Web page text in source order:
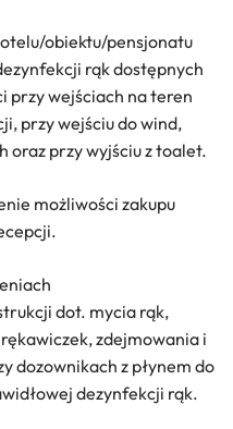
obiektu/pensjonatu
rąk dostępnych
przy wejściach na teren
przy wejściu do wind,
oraz przy wyjściu z toalet.
możliwości zakupu
dot. mycia rąk,
zdejmowania i
dozownikach z płynem do
dezynfekcji rąk.